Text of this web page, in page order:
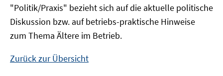
"Politik/Praxis" bezieht sich auf die aktuelle politische
Diskussion bzw. auf betriebs-praktische Hinweise
zum Thema Ältere im Betrieb.
Zurück zur Übersicht